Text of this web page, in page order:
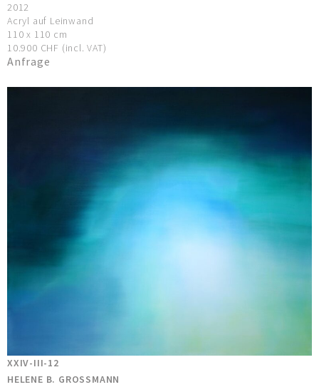
2012
Acryl auf Leinwand
110 x 110 cm
10.900 CHF (incl. VAT)
Anfrage
XXIV-III-12
HELENE B. GROSSMANN